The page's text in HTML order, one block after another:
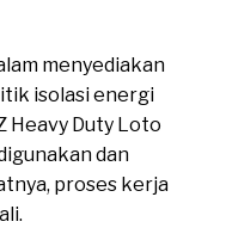
menyediakan
isolasi energi
Heavy Duty Loto
dan
proses kerja